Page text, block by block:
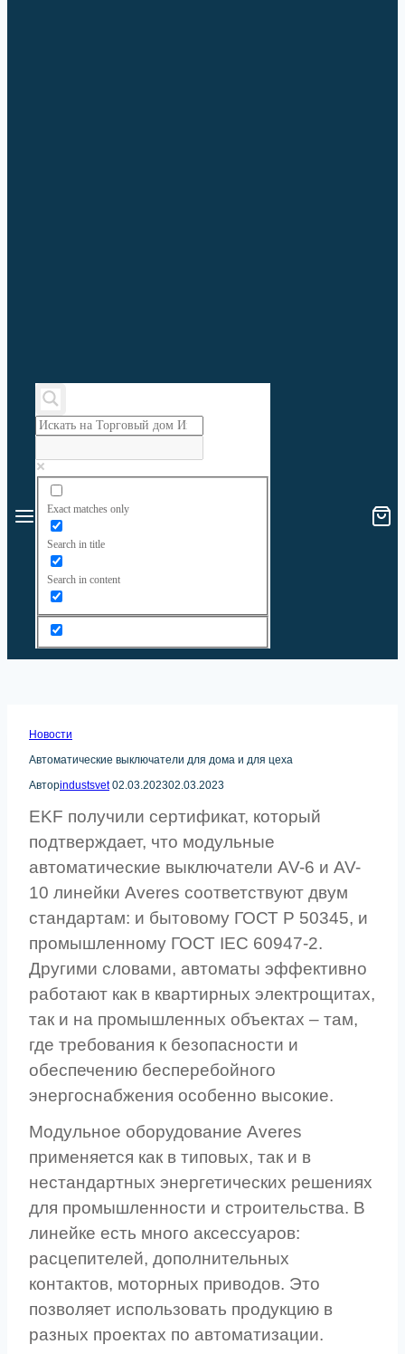
Exact matches only
Search in title
Search in content
Новости
Автоматические выключатели для дома и для цеха
Авторindustsvet 02.03.202302.03.2023
EKF получили сертификат, который
подтверждает, что модульные
автоматические выключатели AV-6 и AV-
10 линейки Averes соответствуют двум
стандартам: и бытовому ГОСТ Р 50345, и
промышленному ГОСТ IEC 60947-2.
Другими словами, автоматы эффективно
работают как в квартирных электрощитах,
так и на промышленных объектах – там,
где требования к безопасности и
обеспечению бесперебойного
энергоснабжения особенно высокие.
Модульное оборудование Averes
применяется как в типовых, так и в
нестандартных энергетических решениях
для промышленности и строительства. В
линейке есть много аксессуаров:
расцепителей, дополнительных
контактов, моторных приводов. Это
позволяет использовать продукцию в
разных проектах по автоматизации.